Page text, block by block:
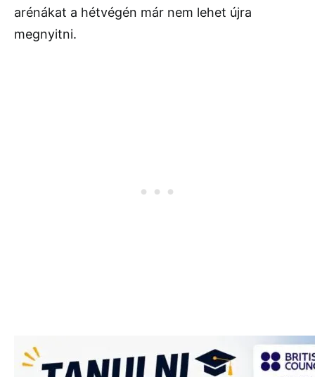
arénákat a hétvégén már nem lehet újra
megnyitni.